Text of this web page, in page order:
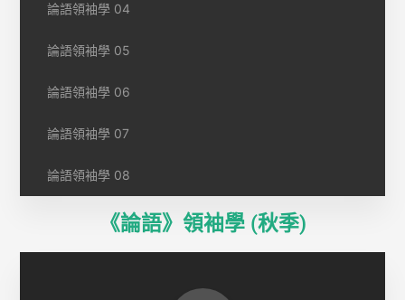
論語領袖學 04
論語領袖學 05
論語領袖學 06
論語領袖學 07
論語領袖學 08
《論語》領袖學 (秋季)